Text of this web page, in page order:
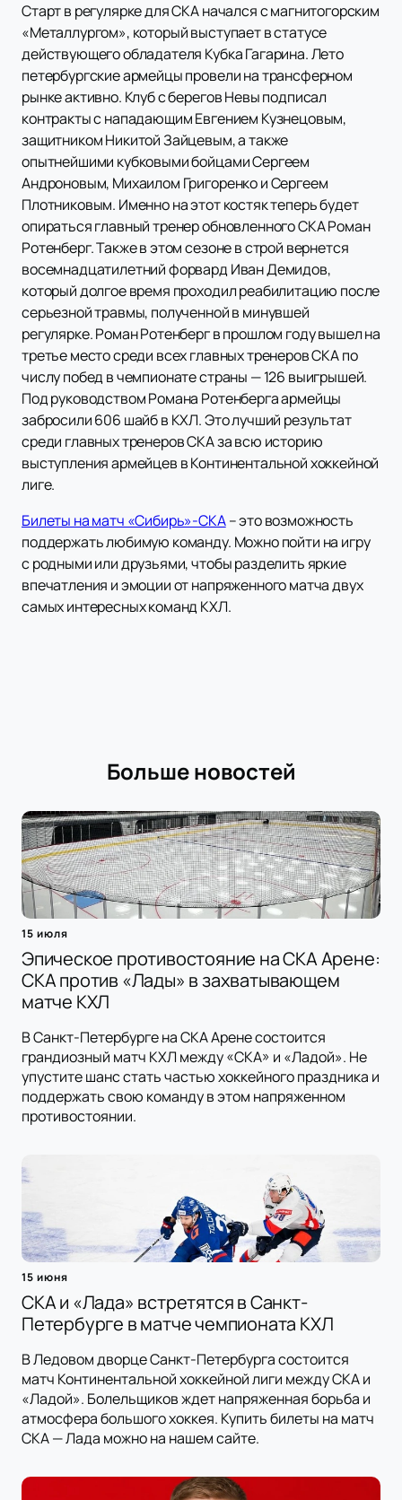
Старт в регулярке для СКА начался с магнитогорским
«Металлургом», который выступает в статусе
действующего обладателя Кубка Гагарина. Лето
петербургские армейцы провели на трансферном
рынке активно. Клуб с берегов Невы подписал
контракты с нападающим Евгением Кузнецовым,
защитником Никитой Зайцевым, а также
опытнейшими кубковыми бойцами Сергеем
Андроновым, Михаилом Григоренко и Сергеем
Плотниковым. Именно на этот костяк теперь будет
опираться главный тренер обновленного СКА Роман
Ротенберг. Также в этом сезоне в строй вернется
восемнадцатилетний форвард Иван Демидов,
который долгое время проходил реабилитацию после
серьезной травмы, полученной в минувшей
регулярке. Роман Ротенберг в прошлом году вышел на
третье место среди всех главных тренеров СКА по
числу побед в чемпионате страны — 126 выигрышей.
Под руководством Романа Ротенберга армейцы
забросили 606 шайб в КХЛ. Это лучший результат
среди главных тренеров СКА за всю историю
выступления армейцев в Континентальной хоккейной
лиге.
Билеты на матч «Сибирь»-СКА– это возможность
поддержать любимую команду. Можно пойти на игру
с родными или друзьями, чтобы разделить яркие
впечатления и эмоции от напряженного матча двух
самых интересных команд КХЛ.
Больше новостей
15 июля
Эпическое противостояние на СКА Арене:
СКА против «Лады» в захватывающем
матче КХЛ
В Санкт-Петербурге на СКА Арене состоится
грандиозный матч КХЛ между «СКА» и «Ладой». Не
упустите шанс стать частью хоккейного праздника и
поддержать свою команду в этом напряженном
противостоянии.
15 июня
СКА и «Лада» встретятся в Санкт-
Петербурге в матче чемпионата КХЛ
В Ледовом дворце Санкт-Петербурга состоится
матч Континентальной хоккейной лиги между СКА и
«Ладой». Болельщиков ждет напряженная борьба и
атмосфера большого хоккея. Купить билеты на матч
СКА — Лада можно на нашем сайте.